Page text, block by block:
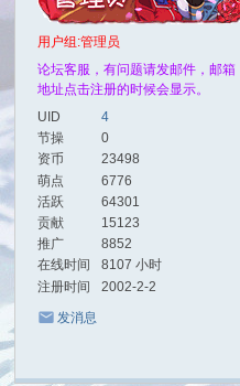
用户组:管理员
论坛客服，有问题请发邮件，邮箱
地址点击注册的时候会显示。
UID
4
节操
0
资币
23498
萌点
6776
活跃
64301
贡献
15123
推广
8852
在线时间
8107 小时
注册时间
2002-2-2
发消息